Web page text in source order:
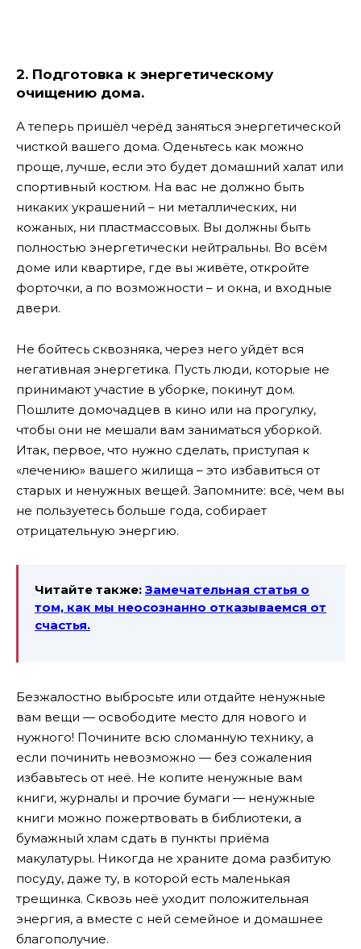
2. Подготовка к энергетическому
очищению дома.
А теперь пришёл черёд заняться энергетической
чисткой вашего дома. Оденьтесь как можно
проще, лучше, если это будет домашний халат или
спортивный костюм. На вас не должно быть
никаких украшений – ни металлических, ни
кожаных, ни пластмассовых. Вы должны быть
полностью энергетически нейтральны. Во всём
доме или квартире, где вы живёте, откройте
форточки, а по возможности – и окна, и входные
двери.
Не бойтесь сквозняка, через него уйдёт вся
негативная энергетика. Пусть люди, которые не
принимают участие в уборке, покинут дом.
Пошлите домочадцев в кино или на прогулку,
чтобы они не мешали вам заниматься уборкой.
Итак, первое, что нужно сделать, приступая к
«лечению» вашего жилища – это избавиться от
старых и ненужных вещей. Запомните: всё, чем вы
не пользуетесь больше года, собирает
отрицательную энергию.
Читайте также: Замечательная статья о
том, как мы неосознанно отказываемся от
счастья.
Безжалостно выбросьте или отдайте ненужные
вам вещи — освободите место для нового и
нужного! Почините всю сломанную технику, а
если починить невозможно — без сожаления
избавьтесь от неё. Не копите ненужные вам
книги, журналы и прочие бумаги — ненужные
книги можно пожертвовать в библиотеки, а
бумажный хлам сдать в пункты приёма
макулатуры. Никогда не храните дома разбитую
посуду, даже ту, в которой есть маленькая
трещинка. Сквозь неё уходит положительная
энергия, а вместе с ней семейное и домашнее
благополучие.